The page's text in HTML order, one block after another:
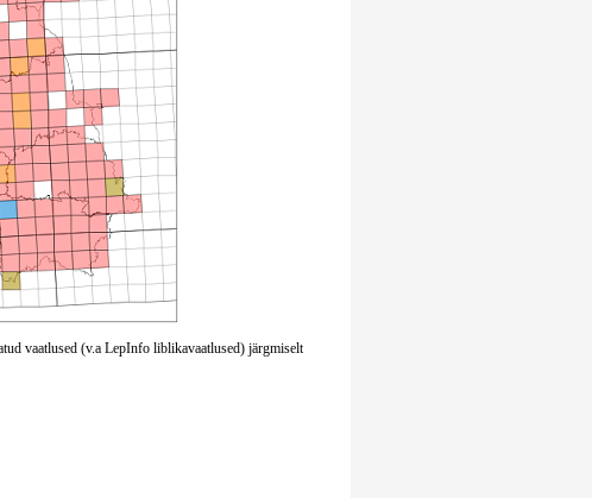
vaatlused (v.a LepInfo liblikavaatlused) järgmiselt